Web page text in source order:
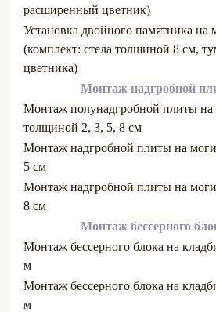
расширенный цветник)
Установка двойного памятника на
(комплект: стела толщиной 8 см,
цветника)
Монтаж надгробной
Монтаж полунадгробной плиты на
толщиной 2, 3, 5, 8 см
Монтаж надгробной плиты на
5 см
Монтаж надгробной плиты на
8 см
Монтаж бессерного
Монтаж бессерного блока на
м
Монтаж бессерного блока на
м